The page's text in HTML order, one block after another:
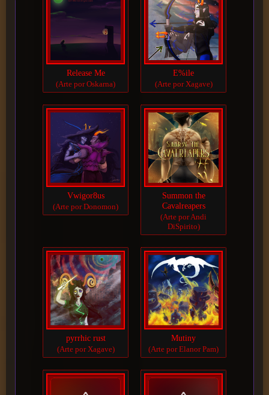
Release Me
(Arte por Oskarna)
E%ile
(Arte por Xagave)
Vwigor8us
(Arte por Donomon)
Summon the
Cavalreapers
(Arte por Andi
DiSpirito)
pyrrhic rust
(Arte por Xagave)
Mutiny
(Arte por Elanor Pam)